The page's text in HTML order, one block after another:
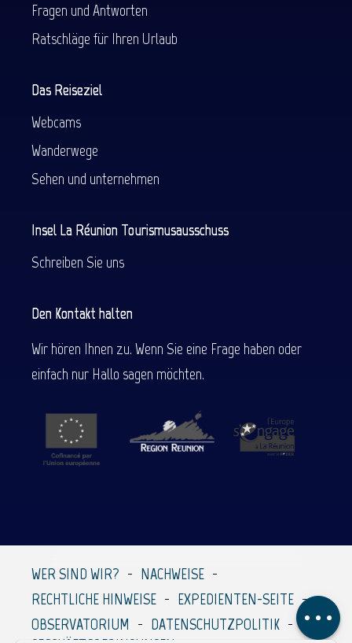
Kommentare
Fragen und Antworten
Ratschläge für Ihren Urlaub
Das Reiseziel
Webcams
Wanderwege
Sehen und unternehmen
Insel La Réunion Tourismusausschuss
Schreiben Sie uns
Den Kontakt halten
Wir hören Ihnen zu. Wenn Sie eine Frage haben oder
einfach nur Hallo sagen möchten.
WER SIND WIR?
NACHWEISE
RECHTLICHE HINWEISE
EXPEDIENTEN-SEITE
OBSERVATORIUM
DATENSCHUTZPOLITIK